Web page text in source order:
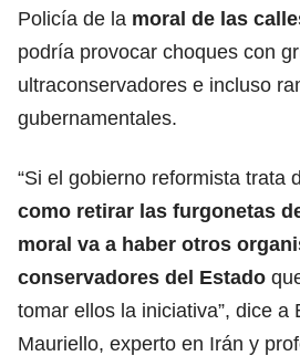
Policía de la moral de las
podría provocar choques con
ultraconservadores e incluso
gubernamentales.
“Si el gobierno reformista trata
como retirar las furgonetas
moral va a haber otros
conservadores del Estado
tomar ellos la iniciativa”, dice a
Mauriello, experto en Irán y